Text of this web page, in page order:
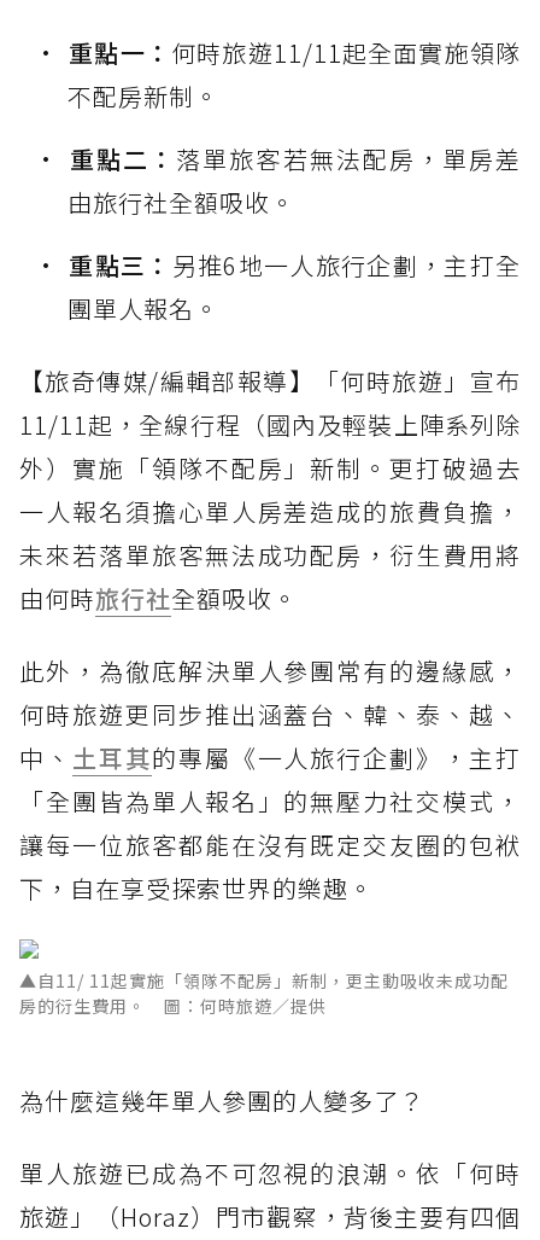
重點一： 何時旅遊11/11起全面實施領隊
不配房新制。
重點二： 落單旅客若無法配房，單房差
由旅行社全額吸收。
重點三： 另推6地一人旅行企劃，主打全
團單人報名。
【旅奇傳媒/編輯部報導】「何時旅遊」宣布
11/11起，全線行程（國內及輕裝上陣系列除
外）實施「領隊不配房」新制。更打破過去
一人報名須擔心單人房差造成的旅費負擔，
未來若落單旅客無法成功配房，衍生費用將
由何時旅行社全額吸收。
此外，為徹底解決單人參團常有的邊緣感，
何時旅遊更同步推出涵蓋台、韓、泰、越、
中、 土耳其的專屬《一人旅行企劃》，主打
「全團皆為單人報名」的無壓力社交模式，
讓每一位旅客都能在沒有既定交友圈的包袱
下，自在享受探索世界的樂趣。
▲自11/ 11起實施「領隊不配房」新制，更主動吸收未成功配
房的衍生費用。 圖：何時旅遊／提供
為什麼這幾年單人參團的人變多了？
單人旅遊已成為不可忽視的浪潮。依「何時
旅遊」（Horaz）門市觀察，背後主要有四個